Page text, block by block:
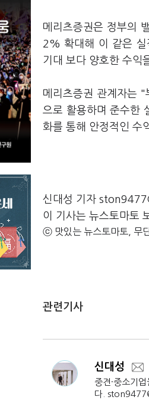
메리츠증권은 정부의
2% 확대해 이 같은 실
기대 보다 양호한 수익
메리츠증권 관계자는
으로 활용하며 준수한
화를 통해 안정적인 수
신대성 기자
이 기사는 뉴스토마토
ⓒ 맛있는 뉴스토마토, 무
관련기사
신대성
중견·중소기
다.